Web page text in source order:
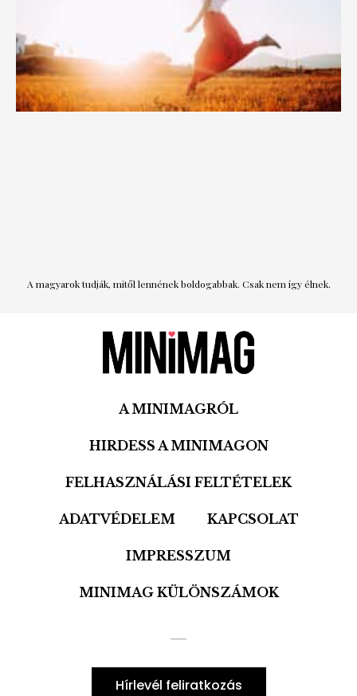
A magyarok tudják, mitől lennének boldogabbak. Csak nem így élnek.
A MINIMAGRÓL
HIRDESS A MINIMAGON
FELHASZNÁLÁSI FELTÉTELEK
ADATVÉDELEM KAPCSOLAT
IMPRESSZUM
MINIMAG KÜLÖNSZÁMOK
Hírlevél feliratkozás